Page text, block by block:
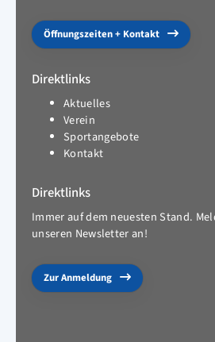
Öffnungszeiten + Kontakt
Direktlinks
Aktuelles
Verein
Sportangebote
Kontakt
Direktlinks
Immer auf dem neuesten Stand.
unseren Newsletter an!
Zur Anmeldung